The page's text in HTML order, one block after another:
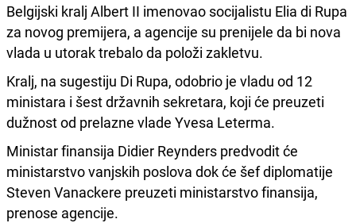
Belgijski kralj Albert II imenovao socijalistu Elia di Rupa
za novog premijera, a agencije su prenijele da bi nova
vlada u utorak trebalo da položi zakletvu.
Kralj, na sugestiju Di Rupa, odobrio je vladu od 12
ministara i šest državnih sekretara, koji će preuzeti
dužnost od prelazne vlade Yvesa Leterma.
Ministar finansija Didier Reynders predvodit će
ministarstvo vanjskih poslova dok će šef diplomatije
Steven Vanackere preuzeti ministarstvo finansija,
prenose agencije.